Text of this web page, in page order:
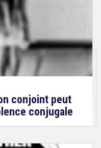
conjoint peut
conjugale